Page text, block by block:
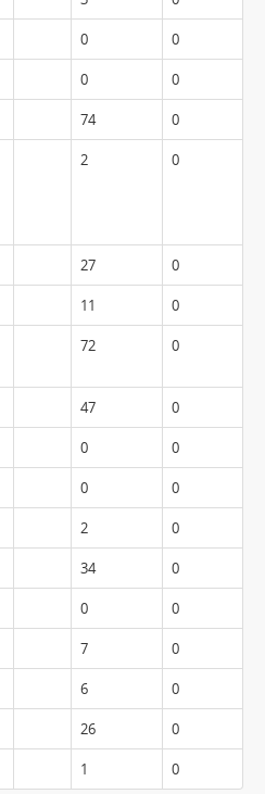
0 0
0 0
74 0
2 0
27 0
11 0
72 0
47 0
0 0
0 0
2 0
34 0
0 0
7 0
6 0
26 0
1 0